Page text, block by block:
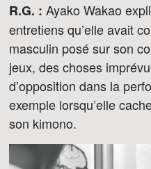
R.G. : Ayako Wakao
entretiens qu’elle avait
masculin posé sur son
jeux, des choses
d’opposition dans la
exemple lorsqu’elle
son kimono.